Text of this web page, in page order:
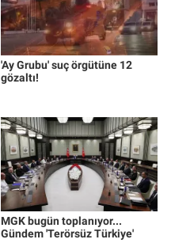
'Ay Grubu' suç örgütüne 12
gözaltı!
MGK bugün toplanıyor...
Gündem 'Terörsüz Türkiye'